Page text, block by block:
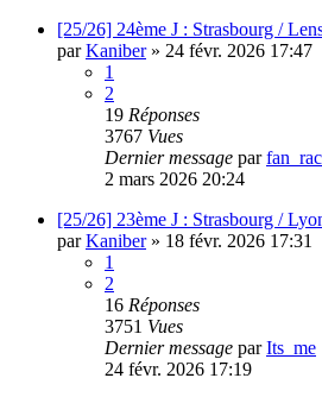
[25/26] 24ème J : Strasbourg /
parKaniber» 24 févr. 2026 17:47
1
2
19 Réponses
3767 Vues
Dernier message par
2 mars 2026 20:24
[25/26] 23ème J : Strasbourg /
parKaniber» 18 févr. 2026 17:31
1
2
16 Réponses
3751 Vues
Dernier message parIts_me
24 févr. 2026 17:19